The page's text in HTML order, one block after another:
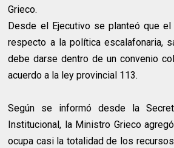
Grieco.
Desde el Ejecutivo se planteó que
respecto a la política escalafonaria,
debe darse dentro de un convenio
acuerdo a la ley provincial 113.
Según se informó desde la
Institucional, la Ministro Grieco
ocupa casi la totalidad de los